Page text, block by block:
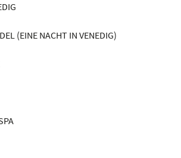
(EINE NACHT IN VENEDIG)